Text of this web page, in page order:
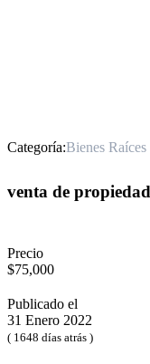
Categoría:Bienes Raíces
venta de
Precio
$75,000
Publicado el
31 Enero 2022
( 1648 días atrás )